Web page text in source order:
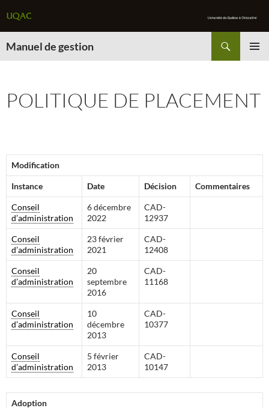
Manuel de gestion
POLITIQUE DE PLACEMENT
Modification
Instance Date Décision Commentaires
Conseil
d’administration
6 décembre
2022
CAD-
12937
Conseil
d’administration
23 février
2021
CAD-
12408
Conseil
d’administration
20
septembre
2016
CAD-
11168
Conseil
d’administration
10
décembre
2013
CAD-
10377
Conseil
d’administration
5 février
2013
CAD-
10147
Adoption